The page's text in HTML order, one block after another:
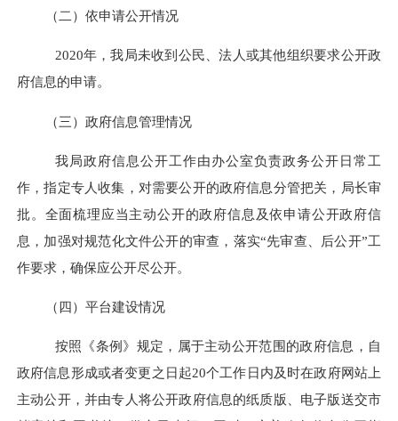
（二）依申请公开情况
2020年，我局未收到公民、法人或其他组织要求公开政
府信息的申请。
（三）政府信息管理情况
我局政府信息公开工作由办公室负责政务公开日常工
作，指定专人收集，对需要公开的政府信息分管把关，局长审
批。全面梳理应当主动公开的政府信息及依申请公开政府信
息，加强对规范化文件公开的审查，落实“先审查、后公开”工
作要求，确保应公开尽公开。
（四）平台建设情况
按照《条例》规定，属于主动公开范围的政府信息，自
政府信息形成或者变更之日起20个工作日内及时在政府网站上
主动公开，并由专人将公开政府信息的纸质版、电子版送交市